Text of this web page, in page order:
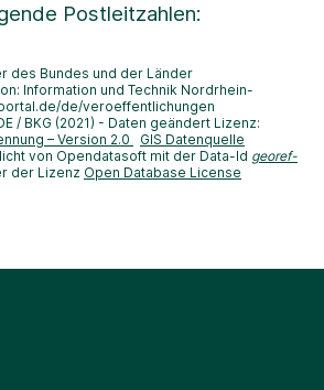
Postleitzahlen:
des Bundes und der Länder
Information und Technik Nordrhein-
de/veroeffentlichungen
/ BKG (2021) - Daten geändert Lizenz:
– Version 2.0
GIS Datenquelle
von Opendatasoft mit der Data-Id georef-
der Lizenz Open Database License